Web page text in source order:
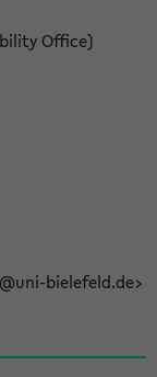
Office)
bielefeld.de>